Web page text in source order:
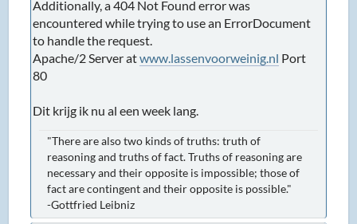
Additionally, a 404 Not Found error was
encountered while trying to use an ErrorDocument
to handle the request.
Apache/2 Server atwww.lassenvoorweinig.nl Port
80
Dit krijg ik nu al een week lang.
"There are also two kinds of truths: truth of
reasoning and truths of fact. Truths of reasoning are
necessary and their opposite is impossible; those of
fact are contingent and their opposite is possible."
-Gottfried Leibniz